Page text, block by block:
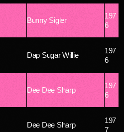
Bunny Sigler
197
6
Dap Sugar Willie
197
6
Dee Dee Sharp
197
6
Dee Dee Sharp
197
7